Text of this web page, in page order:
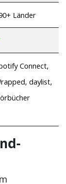
Länder
Connect,
daylist,